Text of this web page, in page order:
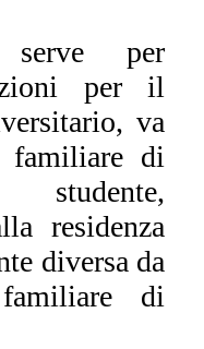
per
per il
va
familiare di
residenza
diversa da
di